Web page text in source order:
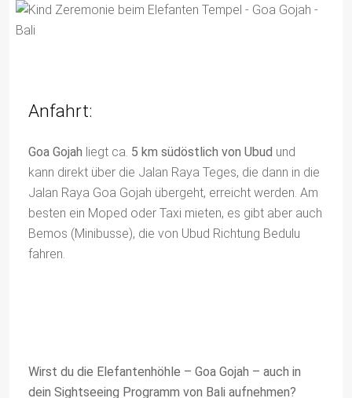
Anfahrt:
Goa Gojah liegt ca. 5 km südöstlich von Ubud und
kann direkt über die Jalan Raya Teges, die dann in die
Jalan Raya Goa Gojah übergeht, erreicht werden. Am
besten ein Moped oder Taxi mieten, es gibt aber auch
Bemos (Minibusse), die von Ubud Richtung Bedulu
fahren.
Wirst du die Elefantenhöhle – Goa Gojah – auch in
dein Sightseeing Programm von Bali aufnehmen?